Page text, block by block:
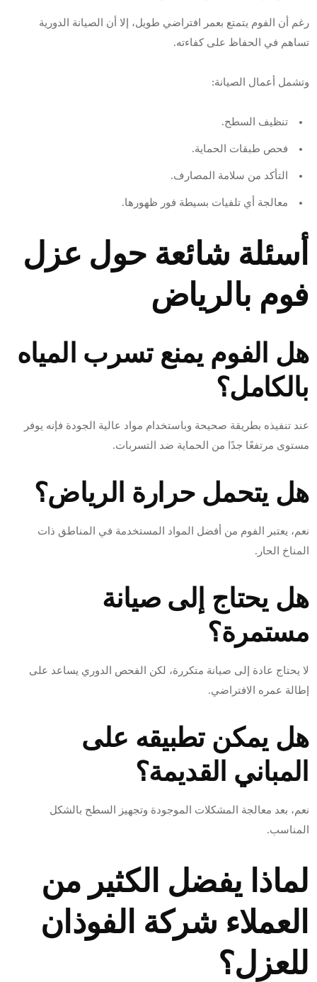
رغم أن الفوم يتمتع بعمر افتراضي طويل، إلا أن الصيانة الدورية
تساهم في الحفاظ على كفاءته.
وتشمل أعمال الصيانة:
تنظيف السطح.
فحص طبقات الحماية.
التأكد من سلامة المصارف.
معالجة أي تلفيات بسيطة فور ظهورها.
أسئلة شائعة حول عزل
فوم بالرياض
هل الفوم يمنع تسرب المياه
بالكامل؟
عند تنفيذه بطريقة صحيحة وباستخدام مواد عالية الجودة فإنه يوفر
مستوى مرتفعًا جدًا من الحماية ضد التسربات.
هل يتحمل حرارة الرياض؟
نعم، يعتبر الفوم من أفضل المواد المستخدمة في المناطق ذات
المناخ الحار.
هل يحتاج إلى صيانة
مستمرة؟
لا يحتاج عادة إلى صيانة متكررة، لكن الفحص الدوري يساعد على
إطالة عمره الافتراضي.
هل يمكن تطبيقه على
المباني القديمة؟
نعم، بعد معالجة المشكلات الموجودة وتجهيز السطح بالشكل
المناسب.
لماذا يفضل الكثير من
العملاء شركة الفوذان
للعزل؟